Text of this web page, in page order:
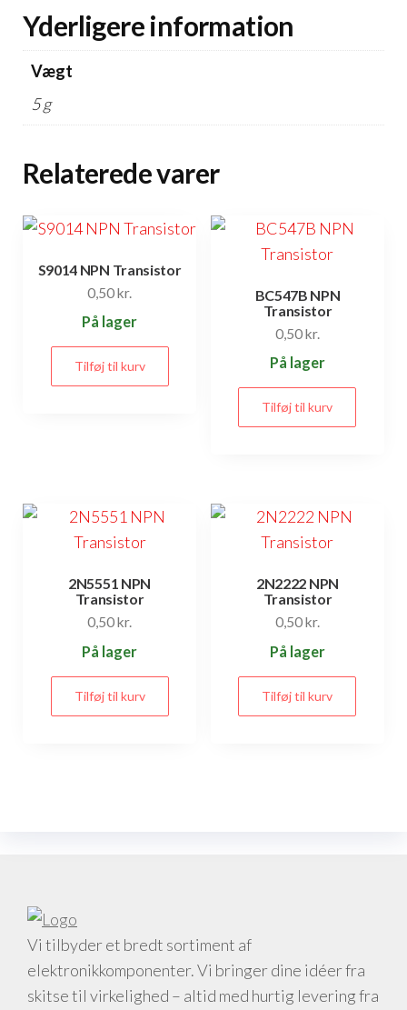
Yderligere information
Vægt
5 g
Relaterede varer
S9014 NPN Transistor
0,50kr.
På lager
Tilføj til kurv
BC547B NPN
Transistor
0,50kr.
På lager
Tilføj til kurv
2N5551 NPN
Transistor
0,50kr.
På lager
Tilføj til kurv
2N2222 NPN
Transistor
0,50kr.
På lager
Tilføj til kurv
Vi tilbyder et bredt sortiment af
elektronikkomponenter. Vi bringer dine idéer fra
skitse til virkelighed – altid med hurtig levering fra